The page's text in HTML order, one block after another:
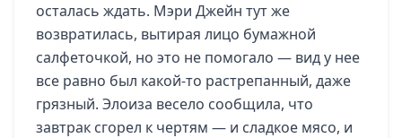
осталась ждать. Мэри Джейн тут же
возвратилась, вытирая лицо бумажной
салфеточкой, но это не помогало — вид у нее
все равно был какой-то растрепанный, даже
грязный. Элоиза весело сообщила, что
завтрак сгорел к чертям — и сладкое мясо, и